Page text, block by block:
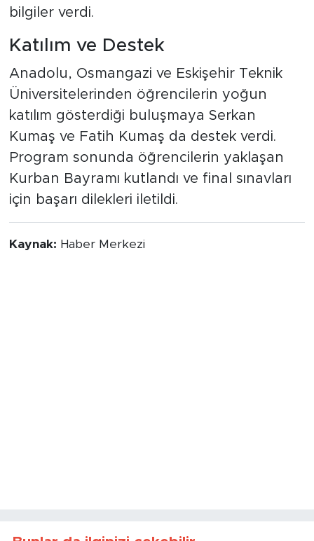
bilgiler verdi.
Katılım ve Destek
Anadolu, Osmangazi ve Eskişehir Teknik
Üniversitelerinden öğrencilerin yoğun
katılım gösterdiği buluşmaya Serkan
Kumaş ve Fatih Kumaş da destek verdi.
Program sonunda öğrencilerin yaklaşan
Kurban Bayramı kutlandı ve final sınavları
için başarı dilekleri iletildi.
Kaynak: Haber Merkezi